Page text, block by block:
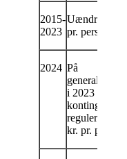
2015-
2023
Uændret 300
pr. person.
2024 På
i 2023 blev
kontingentet
reguleret til
kr. pr. person.